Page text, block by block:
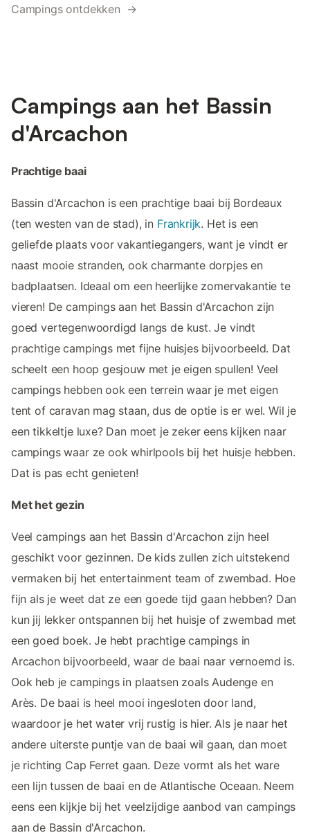
Campings ontdekken →
Campings aan het Bassin
d'Arcachon
Prachtige baai
Bassin d'Arcachon is een prachtige baai bij Bordeaux
(ten westen van de stad), in Frankrijk. Het is een
geliefde plaats voor vakantiegangers, want je vindt er
naast mooie stranden, ook charmante dorpjes en
badplaatsen. Ideaal om een heerlijke zomervakantie te
vieren! De campings aan het Bassin d'Arcachon zijn
goed vertegenwoordigd langs de kust. Je vindt
prachtige campings met fijne huisjes bijvoorbeeld. Dat
scheelt een hoop gesjouw met je eigen spullen! Veel
campings hebben ook een terrein waar je met eigen
tent of caravan mag staan, dus de optie is er wel. Wil je
een tikkeltje luxe? Dan moet je zeker eens kijken naar
campings waar ze ook whirlpools bij het huisje hebben.
Dat is pas echt genieten!
Met het gezin
Veel campings aan het Bassin d'Arcachon zijn heel
geschikt voor gezinnen. De kids zullen zich uitstekend
vermaken bij het entertainment team of zwembad. Hoe
fijn als je weet dat ze een goede tijd gaan hebben? Dan
kun jij lekker ontspannen bij het huisje of zwembad met
een goed boek. Je hebt prachtige campings in
Arcachon bijvoorbeeld, waar de baai naar vernoemd is.
Ook heb je campings in plaatsen zoals Audenge en
Arès. De baai is heel mooi ingesloten door land,
waardoor je het water vrij rustig is hier. Als je naar het
andere uiterste puntje van de baai wil gaan, dan moet
je richting Cap Ferret gaan. Deze vormt als het ware
een lijn tussen de baai en de Atlantische Oceaan. Neem
eens een kijkje bij het veelzijdige aanbod van campings
aan de Bassin d'Arcachon.